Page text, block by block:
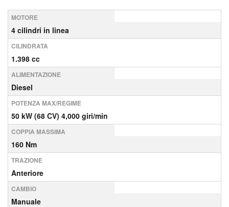
MOTORE
4 cilindri in linea
CILINDRATA
1.398 cc
ALIMENTAZIONE
Diesel
POTENZA MAX/REGIME
50 kW (68 CV) 4,000 giri/min
COPPIA MASSIMA
160 Nm
TRAZIONE
Anteriore
CAMBIO
Manuale